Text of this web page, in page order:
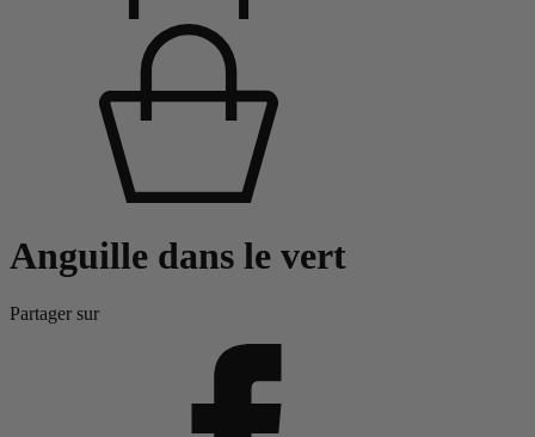
Anguille dans le vert
Partager sur